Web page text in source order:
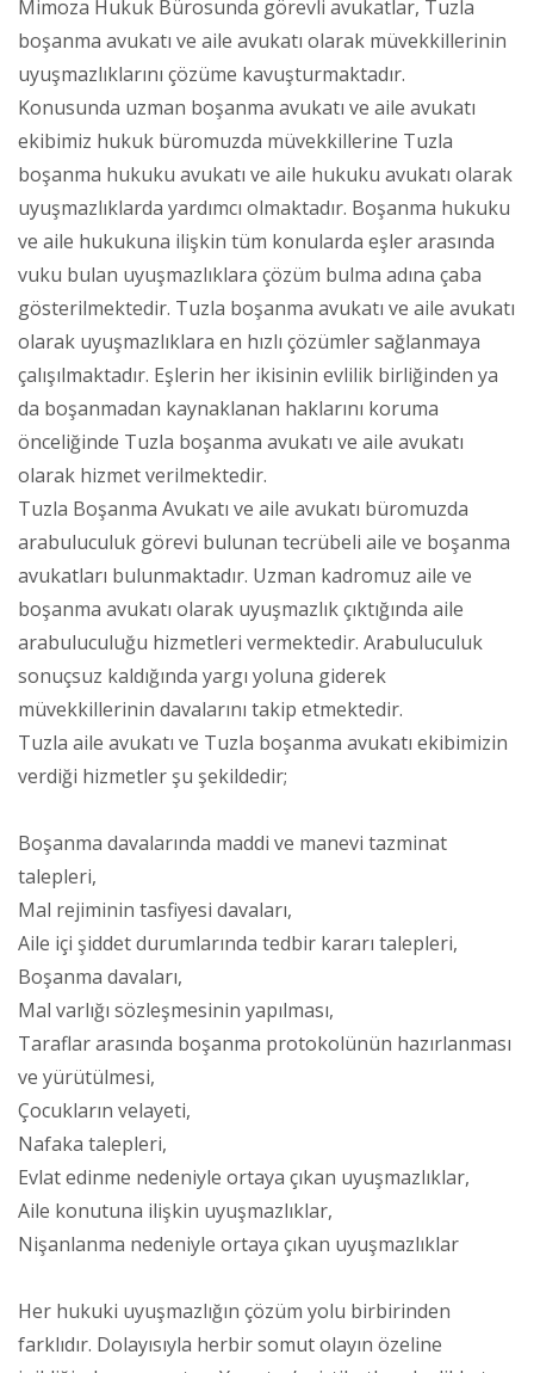
Mimoza Hukuk Bürosunda görevli avukatlar, Tuzla
boşanma avukatı ve aile avukatı olarak müvekkillerinin
uyuşmazlıklarını çözüme kavuşturmaktadır.
Konusunda uzman boşanma avukatı ve aile avukatı
ekibimiz hukuk büromuzda müvekkillerine Tuzla
boşanma hukuku avukatı ve aile hukuku avukatı olarak
uyuşmazlıklarda yardımcı olmaktadır. Boşanma hukuku
ve aile hukukuna ilişkin tüm konularda eşler arasında
vuku bulan uyuşmazlıklara çözüm bulma adına çaba
gösterilmektedir. Tuzla boşanma avukatı ve aile avukatı
olarak uyuşmazlıklara en hızlı çözümler sağlanmaya
çalışılmaktadır. Eşlerin her ikisinin evlilik birliğinden ya
da boşanmadan kaynaklanan haklarını koruma
önceliğinde Tuzla boşanma avukatı ve aile avukatı
olarak hizmet verilmektedir.
Tuzla Boşanma Avukatı ve aile avukatı büromuzda
arabuluculuk görevi bulunan tecrübeli aile ve boşanma
avukatları bulunmaktadır. Uzman kadromuz aile ve
boşanma avukatı olarak uyuşmazlık çıktığında aile
arabuluculuğu hizmetleri vermektedir. Arabuluculuk
sonuçsuz kaldığında yargı yoluna giderek
müvekkillerinin davalarını takip etmektedir.
Tuzla aile avukatı ve Tuzla boşanma avukatı ekibimizin
verdiği hizmetler şu şekildedir;
Boşanma davalarında maddi ve manevi tazminat
talepleri,
Mal rejiminin tasfiyesi davaları,
Aile içi şiddet durumlarında tedbir kararı talepleri,
Boşanma davaları,
Mal varlığı sözleşmesinin yapılması,
Taraflar arasında boşanma protokolünün hazırlanması
ve yürütülmesi,
Çocukların velayeti,
Nafaka talepleri,
Evlat edinme nedeniyle ortaya çıkan uyuşmazlıklar,
Aile konutuna ilişkin uyuşmazlıklar,
Nişanlanma nedeniyle ortaya çıkan uyuşmazlıklar
Her hukuki uyuşmazlığın çözüm yolu birbirinden
farklıdır. Dolayısıyla herbir somut olayın özeline